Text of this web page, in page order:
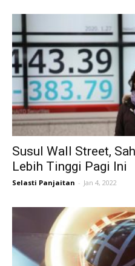
Susul Wall Street,
Lebih Tinggi Pagi Ini
Selasti Panjaitan - Jan 4, 2022